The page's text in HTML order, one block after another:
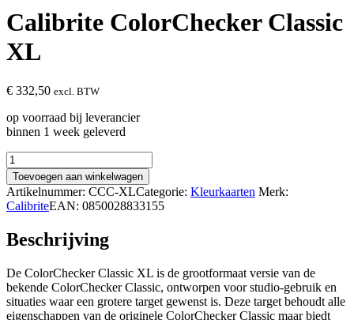
Calibrite ColorChecker Classic
XL
€ 332,50 excl. BTW
op voorraad bij leverancier
binnen 1 week geleverd
Calibrite
ColorChecker
Classic
XL
aantal
Toevoegen aan winkelwagen
Artikelnummer: CCC-XLCategorie: Kleurkaarten Merk:
CalibriteEAN: 0850028833155
Beschrijving
De ColorChecker Classic XL is de grootformaat versie van de
bekende ColorChecker Classic, ontworpen voor studio-gebruik en
situaties waar een grotere target gewenst is. Deze target behoudt alle
eigenschappen van de originele ColorChecker Classic maar biedt